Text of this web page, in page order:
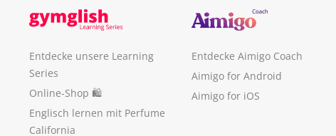
Entdecke unsere Learning
Series
Online-Shop 🛍
Englisch lernen mit Perfume
California
Entdecke Aimigo Coach
Aimigo for Android
Aimigo for iOS